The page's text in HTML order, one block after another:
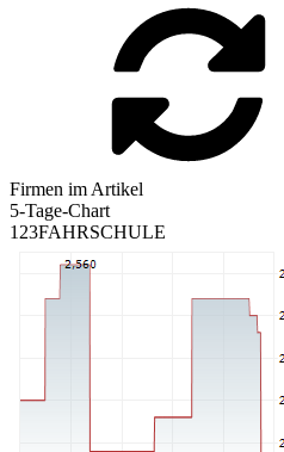
Firmen im Artikel
5-Tage-Chart
123FAHRSCHULE